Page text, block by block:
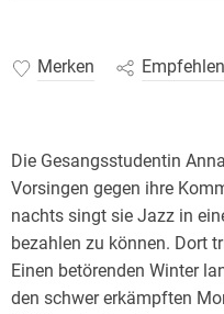
Merken Empfehlen
Die Gesangsstudentin
Vorsingen gegen ihre
nachts singt sie Jazz in
bezahlen zu können. Dort
Einen betörenden Winter
den schwer erkämpften